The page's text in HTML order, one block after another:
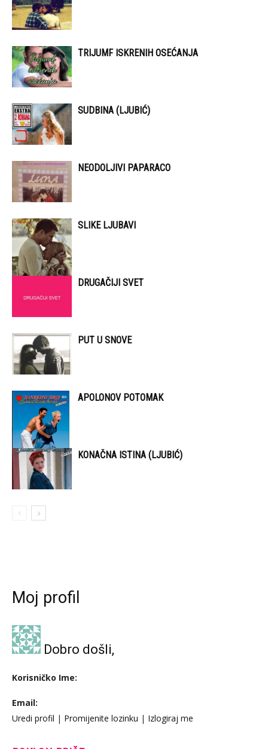
TRIJUMF ISKRENIH OSEĆANJA
SUDBINA (LJUBIĆ)
NEODOLJIVI PAPARACO
SLIKE LJUBAVI
DRUGAČIJI SVET
PUT U SNOVE
APOLONOV POTOMAK
KONAČNA ISTINA (LJUBIĆ)
Moj profil
Dobro došli,
Korisničko Ime:
Email:
Uredi profil | Promijenite lozinku | Izlogiraj me